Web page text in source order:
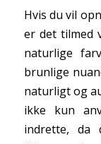
Hvis du vil
er det tilmed
naturlige
brunlige
naturligt og
ikke kun
indrette, da